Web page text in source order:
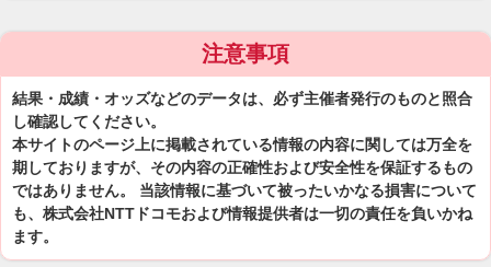
注意事項
結果・成績・オッズなどのデータは、必ず主催者発行のものと照合
し確認してください。
本サイトのページ上に掲載されている情報の内容に関しては万全を
期しておりますが、その内容の正確性および安全性を保証するもの
ではありません。 当該情報に基づいて被ったいかなる損害について
も、株式会社NTTドコモおよび情報提供者は一切の責任を負いかね
ます。